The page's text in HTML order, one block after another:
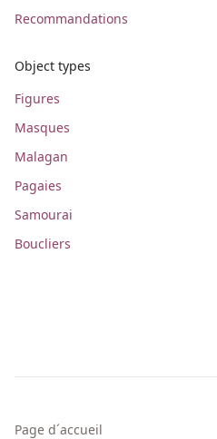
Recommandations
Object types
Figures
Masques
Malagan
Pagaies
Samourai
Boucliers
Page d´accueil